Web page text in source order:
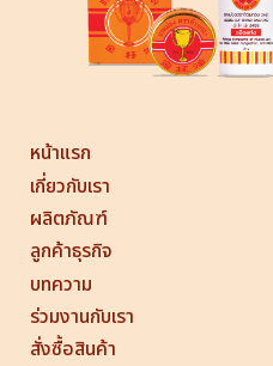
หน้าแรก
เกี่ยวกับเรา
ผลิตภัณฑ์
ลูกค้าธุรกิจ
บทความ
ร่วมงานกับเรา
สั่งซื้อสินค้า